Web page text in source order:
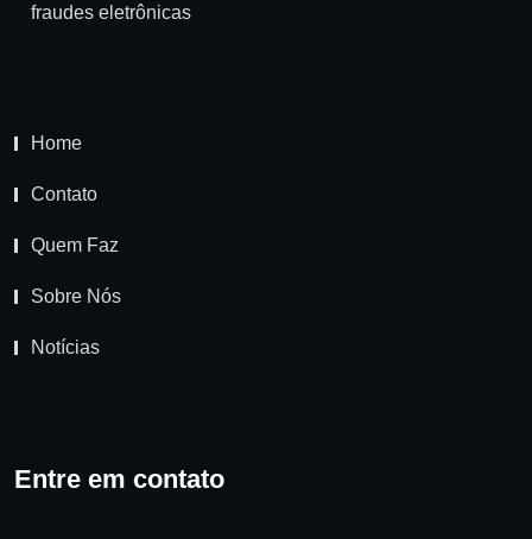
fraudes eletrônicas
Home
Contato
Quem Faz
Sobre Nós
Notícias
Entre em contato